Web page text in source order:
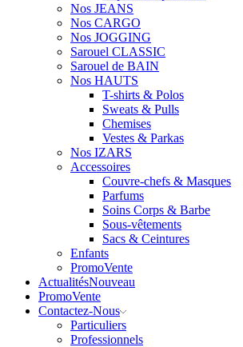
Nos JEANS
Nos CARGO
Nos JOGGING
Sarouel CLASSIC
Sarouel de BAIN
Nos HAUTS
T-shirts & Polos
Sweats & Pulls
Chemises
Vestes & Parkas
Nos IZARS
Accessoires
Couvre-chefs & Masques
Parfums
Soins Corps & Barbe
Sous-vêtements
Sacs & Ceintures
Enfants
PromoVente
ActualitésNouveau
PromoVente
Contactez-Nous
Particuliers
Professionnels